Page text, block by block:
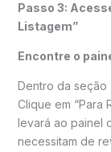
Passo 3:
Listagem”
Encontre o
Dentro da seção
Clique em “Para
levará ao painel
necessitam de